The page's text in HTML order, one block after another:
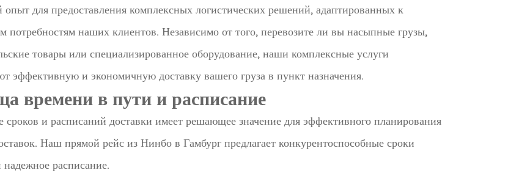
опыт для предоставления комплексных логистических решений, адаптированных к
потребностям наших клиентов. Независимо от того, перевозите ли вы насыпные грузы,
товары или специализированное оборудование, наши комплексные услуги
эффективную и экономичную доставку вашего груза в пункт назначения.
времени в пути и расписание
и расписаний доставки имеет решающее значение для эффективного планирования
Наш прямой рейс из Нинбо в Гамбург предлагает конкурентоспособные сроки
надежное расписание.